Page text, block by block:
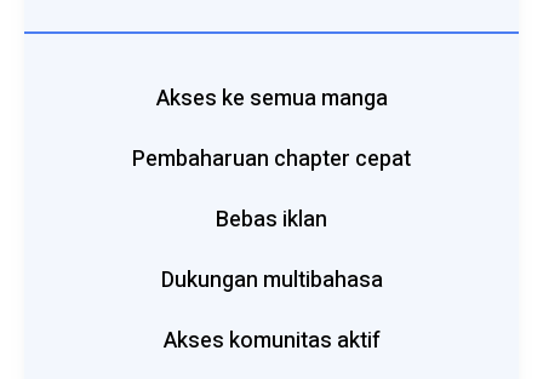
Akses ke semua manga
Pembaharuan chapter cepat
Bebas iklan
Dukungan multibahasa
Akses komunitas aktif